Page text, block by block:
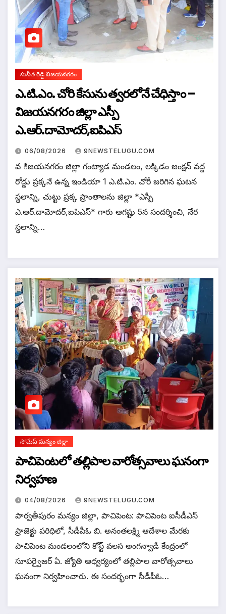
సునీత రెడ్డి విజయనగరం
ఎ.టి.ఎం. చోరి కేసును త్వరలోనే చేధిస్తాం –
విజయనగరం జిల్లా ఎస్పీ
ఎ.ఆర్.దామోదర్,ఐపిఎస్
06/08/2026 9NEWSTELUGU.COM
వ ిజయనగరం జిల్లా గంట్యాడ మండలం, లక్కిడం జంక్షన్ వద్ద
రోడ్డు ప్రక్కనే ఉన్న ఇండియా 1 ఎ.టి.ఎం. చోరీ జరిగిన ఘటన
స్థలాన్ని, చుట్టు ప్రక్క ప్రాంతాలను జిల్లా *ఎస్పీ
ఎ.ఆర్.దామోదర్,ఐపిఎస్* గారు ఆగష్టు 5న సందర్శించి, నేర
స్థలాన్ని…
సోమేష్ మన్యం జిల్లా
పాచిపెంటలో తల్లిపాల వారోత్సవాలు ఘనంగా
నిర్వహణ
04/08/2026 9NEWSTELUGU.COM
పార్వతీపురం మన్యం జిల్లా, పాచిపెంట: పాచిపెంట ఐసీడీఎస్
ప్రాజెక్టు పరిధిలో, సీడీపీఓ బి. అనంతలక్ష్మి ఆదేశాల మేరకు
పాచిపెంట మండలంలోని కోస్ట్ వలస అంగన్వాడీ కేంద్రంలో
సూపర్వైజర్ ఏ. జ్యోతి ఆధ్వర్యంలో తల్లిపాల వారోత్సవాలు
ఘనంగా నిర్వహించారు. ఈ సందర్భంగా సీడీపీఓ…